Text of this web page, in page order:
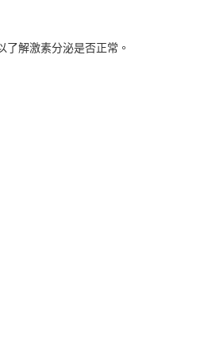
解激素分泌是否正常。